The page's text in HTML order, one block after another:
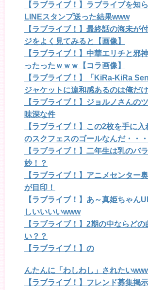
【ラブライブ！】ラブライブを知
LINEスタンプ送った結果www
【ラブライブ！】最終話の海未が
ジをよく見てみると【画像】
【ラブライブ！】中華エリチと邪
ったったｗｗｗ【コラ画像】
【ラブライブ！】「KiRa-KiRa
ジャケットに違和感あるのは俺だ
【ラブライブ！】ジョルノさんの
味深な件
【ラブライブ！】この2枚を手に
のスクフェスのゴールなんだ・・・
【ラブライブ！】二年生は乳のバ
妙！？
【ラブライブ！】アニメセンター
が目印！
【ラブライブ！】あ～真姫ちゃん
しいいいいwww
【ラブライブ！】2期の中ならど
い？？
【ラブライブ！】の
んたんに「わしわし」されたい
【ラブライブ！】フレンド募集掲